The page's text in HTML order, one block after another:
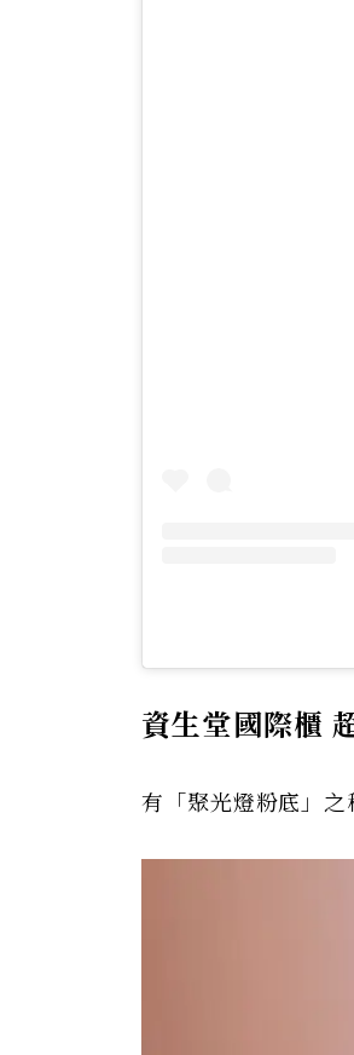
資生堂國際櫃
有「聚光燈粉底」